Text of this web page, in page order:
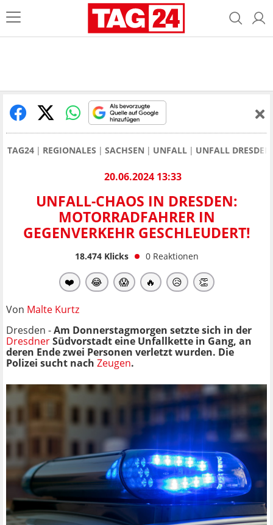
TAG24 REGIONALES SACHSEN UNFALL UNFALL
20.06.2024 13:33
UNFALL-CHAOS IN DRESDEN:
MOTORRADFAHRER IN
GEGENVERKEHR GESCHLEUDERT!
18.474Klicks 0 Reaktionen
❤️ 😂 😱 🔥 😥 👏
Von Malte Kurtz
Dresden -Am Donnerstagmorgen setzte sich in der
DresdnerSüdvorstadt eine Unfallkette in Gang, an
deren Ende zwei Personen verletzt wurden. Die
Polizei sucht nach Zeugen.